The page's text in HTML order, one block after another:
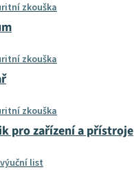
zkouška
zkouška
zkouška
pro zařízení a přístroje
list